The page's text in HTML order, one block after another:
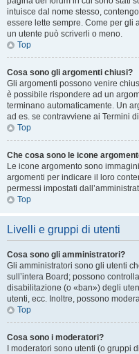
intuisce dal nome stesso,
essere lette sempre. Come per gli
un utente può scriverli o meno.
Top
Cosa sono gli argomenti chiusi?
Gli argomenti possono venire
è possibile rispondere ad un
terminano automaticamente. Un
ad es. se contravviene ai Termini
Top
Che cosa sono le icone
Le icone argomento sono
argomenti per indicare il loro
permessi impostati
Top
Livelli e gruppi di utenti
Cosa sono gli amministratori?
Gli amministratori sono gli utenti
sull’intera Board; possono
disabilitazione (o «ban») degli
utenti, ecc. Inoltre, possono
Top
Cosa sono i moderatori?
I moderatori sono utenti (o gruppi